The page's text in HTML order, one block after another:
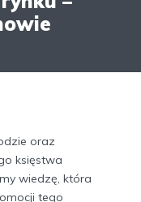
oraz
księstwa
wiedzę, która
tego